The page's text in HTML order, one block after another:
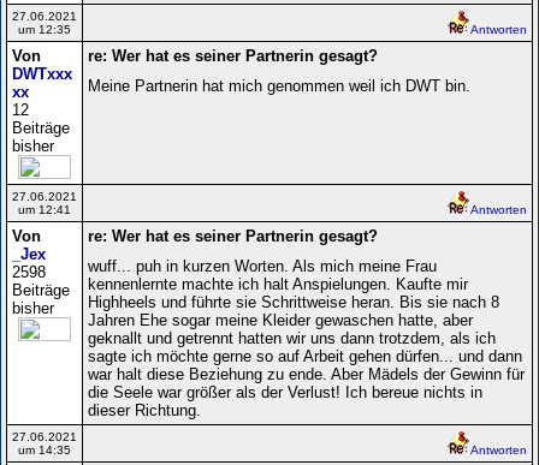
27.06.2021
um 12:35
Antworten
Von
DWTxxx
xx
12
Beiträge
bisher
re: Wer hat es seiner Partnerin gesagt?
Meine Partnerin hat mich genommen weil ich DWT bin.
27.06.2021
um 12:41
Antworten
Von
_Jex
2598
Beiträge
bisher
re: Wer hat es seiner Partnerin gesagt?
wuff... puh in kurzen Worten. Als mich meine Frau
kennenlernte machte ich halt Anspielungen. Kaufte mir
Highheels und führte sie Schrittweise heran. Bis sie nach 8
Jahren Ehe sogar meine Kleider gewaschen hatte, aber
geknallt und getrennt hatten wir uns dann trotzdem, als ich
sagte ich möchte gerne so auf Arbeit gehen dürfen... und dann
war halt diese Beziehung zu ende. Aber Mädels der Gewinn für
die Seele war größer als der Verlust! Ich bereue nichts in
dieser Richtung.
27.06.2021
um 14:35
Antworten